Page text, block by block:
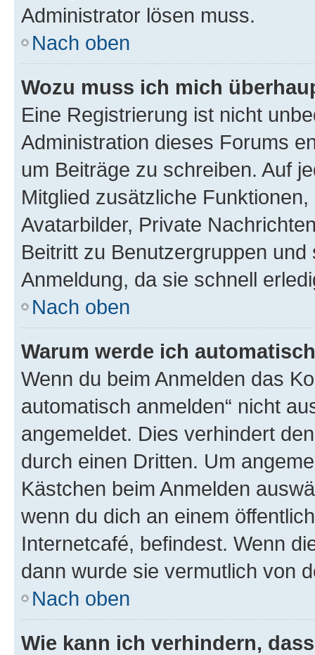
Administrator lösen muss.
Nach oben
Wozu muss ich mich
Eine Registrierung ist nicht
Administration dieses Forums
um Beiträge zu schreiben. Auf
Mitglied zusätzliche
Avatarbilder, Private
Beitritt zu Benutzergruppen
Anmeldung, da sie schnell
Nach oben
Warum werde ich
Wenn du beim Anmelden das
automatisch anmelden“ nicht
angemeldet. Dies verhindert
durch einen Dritten. Um
Kästchen beim Anmelden
wenn du dich an einem
Internetcafé, befindest. Wenn
dann wurde sie vermutlich von
Nach oben
Wie kann ich verhindern,